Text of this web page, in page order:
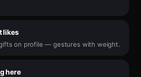
likes
on profile — gestures with weight.
here